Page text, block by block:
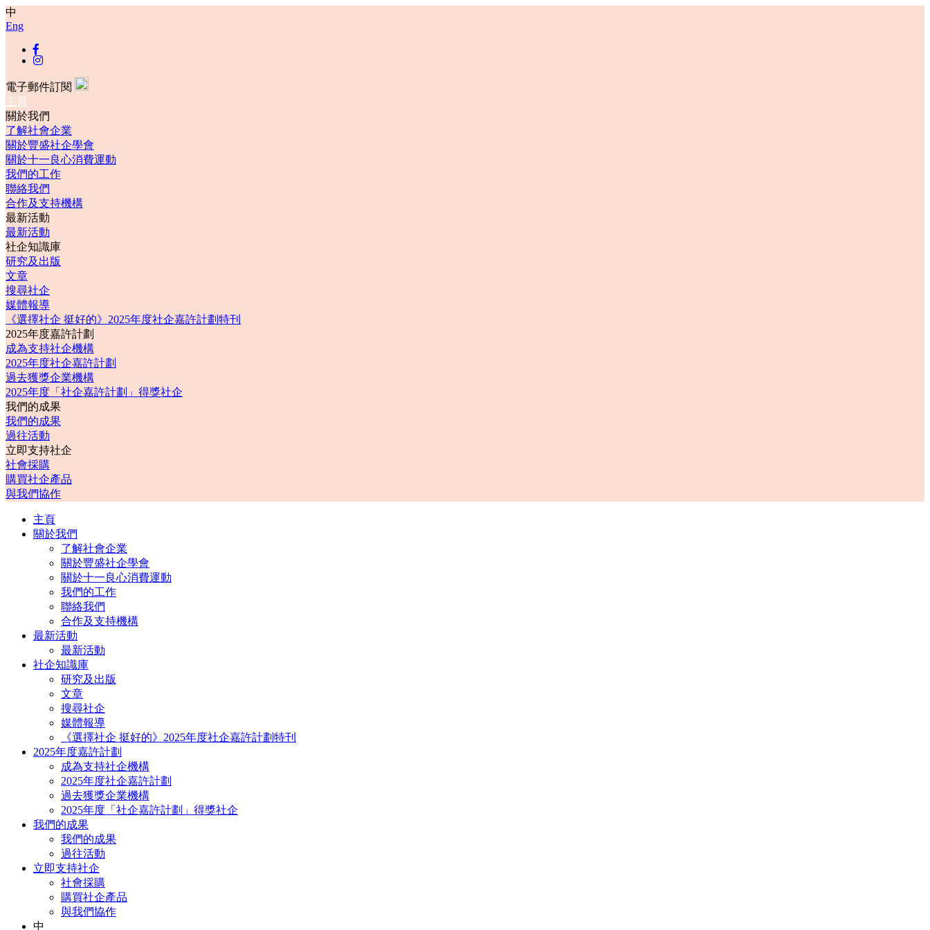
中
Eng
電子郵件訂閱
主頁
關於我們
了解社會企業
關於豐盛社企學會
關於十一良心消費運動
我們的工作
聯絡我們
合作及支持機構
最新活動
最新活動
社企知識庫
研究及出版
文章
搜尋社企
媒體報導
《選擇社企 挺好的》2025年度社企嘉許計劃特刊
2025年度嘉許計劃
成為支持社企機構
2025年度社企嘉許計劃
過去獲獎企業機構
2025年度「社企嘉許計劃」得獎社企
我們的成果
我們的成果
過往活動
立即支持社企
社會採購
購買社企產品
與我們協作
主頁
關於我們
了解社會企業
關於豐盛社企學會
關於十一良心消費運動
我們的工作
聯絡我們
合作及支持機構
最新活動
最新活動
社企知識庫
研究及出版
文章
搜尋社企
媒體報導
《選擇社企 挺好的》2025年度社企嘉許計劃特刊
2025年度嘉許計劃
成為支持社企機構
2025年度社企嘉許計劃
過去獲獎企業機構
2025年度「社企嘉許計劃」得獎社企
我們的成果
我們的成果
過往活動
立即支持社企
社會採購
購買社企產品
與我們協作
中